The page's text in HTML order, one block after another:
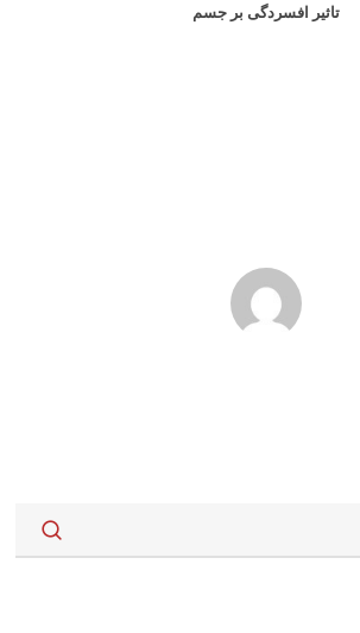
تاثیر افسردگی بر جسم